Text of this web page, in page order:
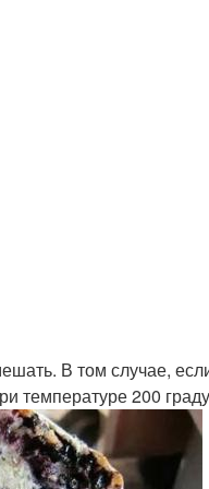
В том случае,
температуре 200